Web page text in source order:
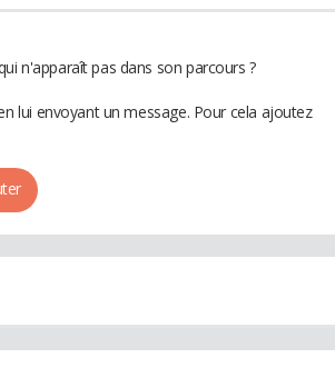
n'apparaît pas dans son parcours ?
lui envoyant un message. Pour cela ajoutez